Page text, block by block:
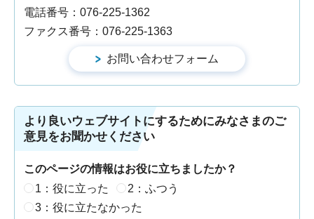
電話番号：076-225-1362
ファクス番号：076-225-1363
より良いウェブサイトにするためにみなさまのご
意見をお聞かせください
このページの情報はお役に立ちましたか？
1：役に立った
2：ふつう
3：役に立たなかった